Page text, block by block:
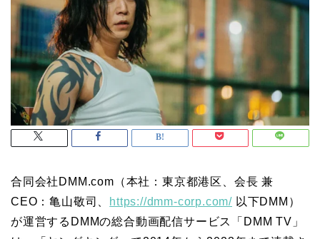
合同会社DMM.com（本社：東京都港区、会長 兼
CEO：亀山敬司、
https://dmm-corp.com/ 以下DMM）
が運営するDMMの総合動画配信サービス「DMM TV」